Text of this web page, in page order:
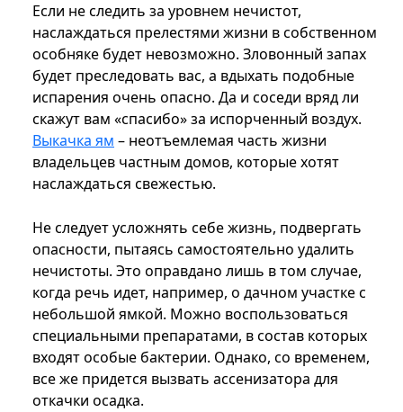
Если не следить за уровнем нечистот,
наслаждаться прелестями жизни в собственном
особняке будет невозможно. Зловонный запах
будет преследовать вас, а вдыхать подобные
испарения очень опасно. Да и соседи вряд ли
скажут вам «спасибо» за испорченный воздух.
Выкачка ям – неотъемлемая часть жизни
владельцев частным домов, которые хотят
наслаждаться свежестью.
Не следует усложнять себе жизнь, подвергать
опасности, пытаясь самостоятельно удалить
нечистоты. Это оправдано лишь в том случае,
когда речь идет, например, о дачном участке с
небольшой ямкой. Можно воспользоваться
специальными препаратами, в состав которых
входят особые бактерии. Однако, со временем,
все же придется вызвать ассенизатора для
откачки осадка.